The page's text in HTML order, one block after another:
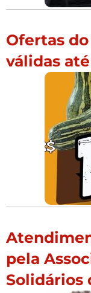
Ofertas
válidas
pela
Solidários